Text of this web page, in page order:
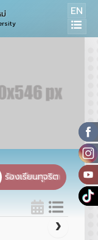
EN
ร้องเรียนทุจริต